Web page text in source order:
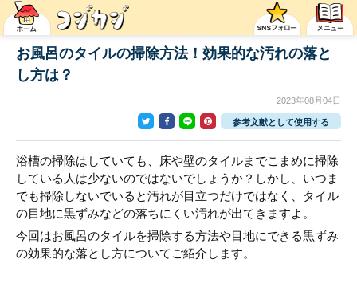
お風呂のタイルの掃除方法！効果的な汚れの落と
し方は？
2023年08月04日
参考文献として使用する
浴槽の掃除はしていても、床や壁のタイルまでこまめに掃除
している人は少ないのではないでしょうか？しかし、いつま
でも掃除しないでいると汚れが目立つだけではなく、タイル
の目地に黒ずみなどの落ちにくい汚れが出てきますよ。
今回はお風呂のタイルを掃除する方法や目地にできる黒ずみ
の効果的な落とし方についてご紹介します。